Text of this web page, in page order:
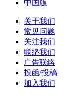
中国版
关于我们
常见问题
关注我们
联络我们
广告联络
投函/投稿
加入我们